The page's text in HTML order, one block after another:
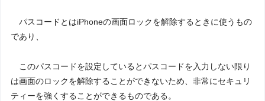
パスコードとはiPhoneの画面ロックを解除するときに使うもの
であり、
このパスコードを設定しているとパスコードを入力しない限り
は画面のロックを解除することができないため、非常にセキュリ
ティーを強くすることができるものである。